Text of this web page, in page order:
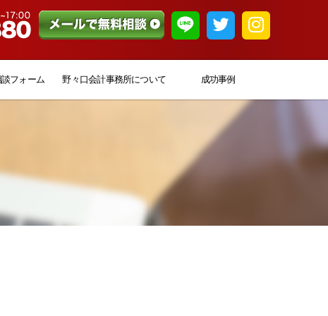
フォーム 野々口会計事務所について 成功事例